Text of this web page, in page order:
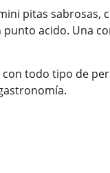
pitas sabrosas,
punto acido. Una
todo tipo de